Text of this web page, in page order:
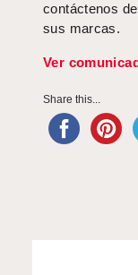
contáctenos
sus marcas.
Ver
Share this...